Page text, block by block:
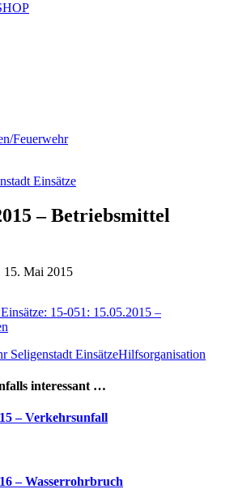
Feuerwehr
Einsätze
– Betriebsmittel
15. Mai 2015
15-051: 15.05.2015 –
Seligenstadt EinsätzeHilfsorganisation
interessant …
– Verkehrsunfall
– Wasserrohrbruch